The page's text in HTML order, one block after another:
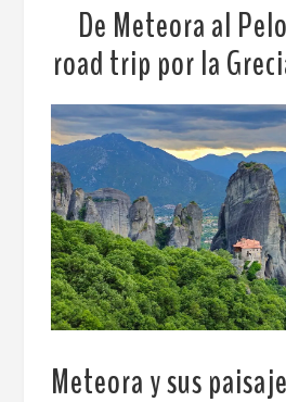
De Meteora al
road trip por la
Meteora y sus